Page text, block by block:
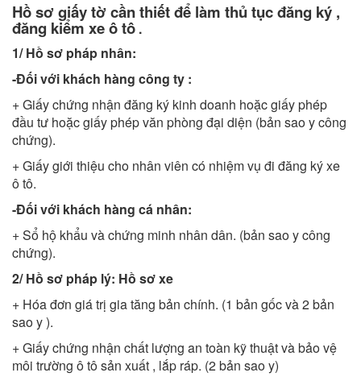
Hồ sơ giấy tờ cần thiết để làm thủ tục đăng ký ,
đăng kiểm xe ô tô .
1/ Hồ sơ pháp nhân:
-Đối với khách hàng công ty :
+ Giấy chứng nhận đăng ký kinh doanh hoặc giấy phép
đầu tư hoặc giấy phép văn phòng đại diện (bản sao y công
chứng).
+ Giấy giới thiệu cho nhân viên có nhiệm vụ đi đăng ký xe
ô tô.
-Đối với khách hàng cá nhân:
+ Sổ hộ khẩu và chứng minh nhân dân. (bản sao y công
chứng).
2/ Hồ sơ pháp lý: Hồ sơ xe
+ Hóa đơn giá trị gia tăng bản chính. (1 bản gốc và 2 bản
sao y ).
+ Giấy chứng nhận chất lượng an toàn kỹ thuật và bảo vệ
môi trường ô tô sản xuất , lắp ráp. (2 bản sao y)